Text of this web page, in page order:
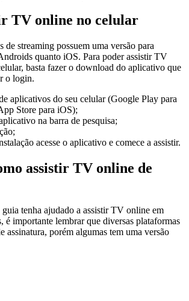
TV online no celular
de streaming possuem uma versão para
quanto iOS. Para poder assistir TV
basta fazer o download do aplicativo que
o login.
aplicativos do seu celular (Google Play para
Store para iOS);
na barra de pesquisa;
acesse o aplicativo e comece a assistir.
assistir TV online de
guia tenha ajudado a assistir TV online em
é importante lembrar que diversas plataformas
assinatura, porém algumas tem uma versão